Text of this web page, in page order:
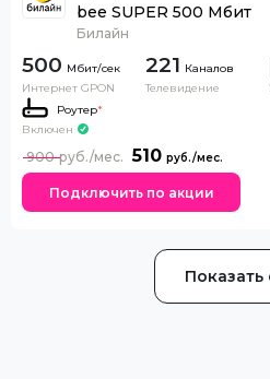
bee SUPER 500 Мбит
Билайн
500
Интернет GPON
221 Каналов
Телевидение
Роутер*
Включен
510
900
Подключить по акции